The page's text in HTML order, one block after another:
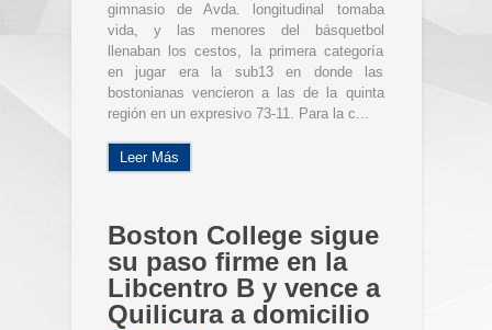
gimnasio de Avda. longitudinal tomaba
vida, y las menores del básquetbol
llenaban los cestos, la primera categoría
en jugar era la sub13 en donde las
bostonianas vencieron a las de la quinta
región en un expresivo 73-11. Para la c...
Leer Más
Boston College sigue
su paso firme en la
Libcentro B y vence a
Quilicura a domicilio